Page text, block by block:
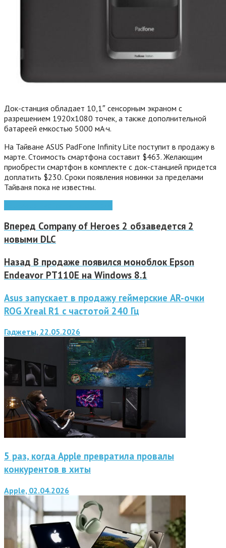
Док-станция обладает 10,1″ сенсорным экраном с
разрешением 1920х1080 точек, а также дополнительной
батареей емкостью 5000 мА·ч.
На Тайване ASUS PadFone Infinity Lite поступит в продажу в
марте. Стоимость смартфона составит $463. Желающим
приобрести смартфон в комплекте с док-станцией придется
доплатить $230. Сроки появления новинки за пределами
Тайваня пока не известны.
Вперед Company of Heroes 2 обзаведется 2
новыми DLC
Назад В продаже появился моноблок Epson
Endeavor PT110E на Windows 8.1
Asus запускает в продажу геймерские AR-очки
ROG Xreal R1 с частотой 240 Гц
Гаджеты, 22.05.2026
5 раз, когда Apple превратила провалы
конкурентов в хиты
Apple, 02.04.2026